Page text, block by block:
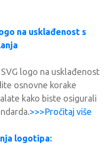
na usklađenost s
logo na usklađenost
osnovne korake
kako biste osigurali
>>>Pročitaj više
logotipa: